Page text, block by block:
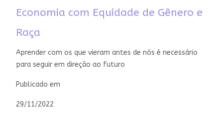
Economia com Equidade de Gênero e
Raça
Aprender com os que vieram antes de nós é necessário
para seguir em direção ao futuro
Publicado em
29/11/2022